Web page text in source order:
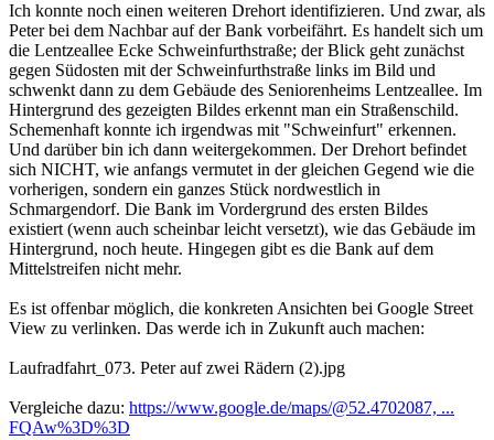
Ich konnte noch einen weiteren Drehort identifizieren. Und zwar, als
Peter bei dem Nachbar auf der Bank vorbeifährt. Es handelt sich um
die Lentzeallee Ecke Schweinfurthstraße; der Blick geht zunächst
gegen Südosten mit der Schweinfurthstraße links im Bild und
schwenkt dann zu dem Gebäude des Seniorenheims Lentzeallee. Im
Hintergrund des gezeigten Bildes erkennt man ein Straßenschild.
Schemenhaft konnte ich irgendwas mit "Schweinfurt" erkennen.
Und darüber bin ich dann weitergekommen. Der Drehort befindet
sich NICHT, wie anfangs vermutet in der gleichen Gegend wie die
vorherigen, sondern ein ganzes Stück nordwestlich in
Schmargendorf. Die Bank im Vordergrund des ersten Bildes
existiert (wenn auch scheinbar leicht versetzt), wie das Gebäude im
Hintergrund, noch heute. Hingegen gibt es die Bank auf dem
Mittelstreifen nicht mehr.
Es ist offenbar möglich, die konkreten Ansichten bei Google Street
View zu verlinken. Das werde ich in Zukunft auch machen:
Laufradfahrt_073. Peter auf zwei Rädern (2).jpg
Vergleiche dazu: https://www.google.de/maps/@52.4702087, ...
FQAw%3D%3D